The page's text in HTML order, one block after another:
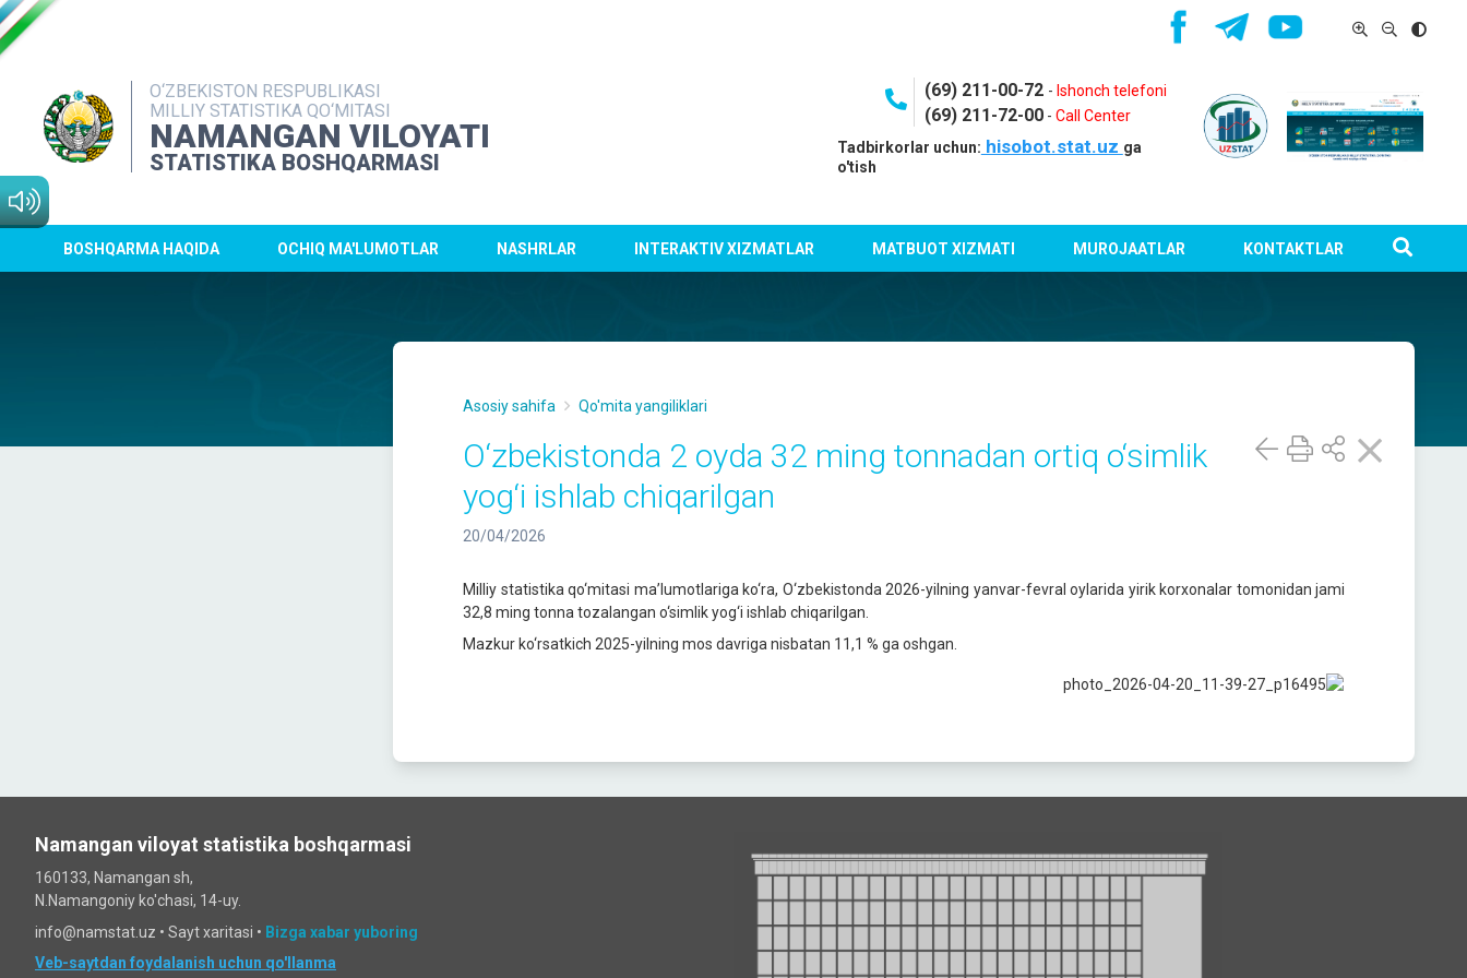
O‘ZBEKISTON RESPUBLIKASI
MILLIY STATISTIKA QO‘MITASI
NAMANGAN VILOYATI
STATISTIKA BOSHQARMASI
(69) 211-00-72 - Ishonch telefoni
(69) 211-72-00- Call Center
Tadbirkorlar uchun: hisobot.stat.uz ga
o'tish
BOSHQARMA HAQIDA OCHIQ MA'LUMOTLAR NASHRLAR INTERAKTIV XIZMATLAR MATBUOT XIZMATI MUROJAATLAR KONTAKTLAR
Asosiy sahifa Qo'mita yangiliklari
O‘zbekistonda 2 oyda 32 ming tonnadan ortiq o‘simlik
yog‘i ishlab chiqarilgan
20/04/2026
Milliy statistika qo‘mitasi ma’lumotlariga ko‘ra, O‘zbekistonda 2026-yilning yanvar-fevral oylarida yirik korxonalar tomonidan jami
32,8 ming tonna tozalangan o‘simlik yog‘i ishlab chiqarilgan.
Mazkur ko‘rsatkich 2025-yilning mos davriga nisbatan 11,1 % ga oshgan.
Namangan viloyat statistika boshqarmasi
160133, Namangan sh,
N.Namangoniy ko'chasi, 14-uy.
info@namstat.uz • Sayt xaritasi • Bizga xabar yuboring
Veb-saytdan foydalanish uchun qo'llanma